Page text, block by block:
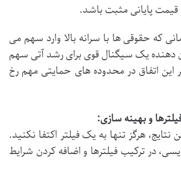
قیمت پایانی مثبت باشد.
که حقوقی ها با سرانه بالا وارد سهم می
دهنده یک سیگنال قوی برای رشد آتی سهم
اتفاق در محدوده های حمایتی مهم رخ
و بهینه سازی:
نتایج، هرگز تنها به یک فیلتر اکتفا نکنید.
در ترکیب فیلترها و اضافه کردن شرایط